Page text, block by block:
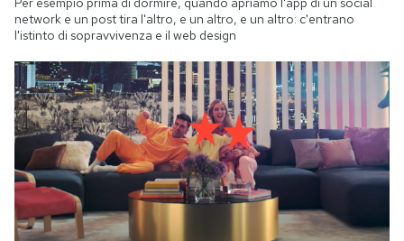
network e un post tira l'altro, e un altro, e un altro: c'entrano
l'istinto di sopravvivenza e il web design